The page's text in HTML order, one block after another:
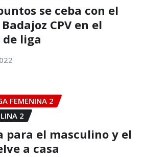
se ceba con el
CPV en el
liga
FEMENINA 2
2
para el masculino y el
a casa